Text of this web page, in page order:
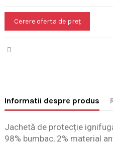
Cerere oferta de preț
Informatii despre produs
Jachetă de protecție
98% bumbac, 2% material